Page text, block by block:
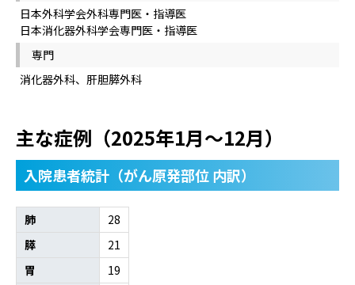
日本外科学会外科専門医・指導医
日本消化器外科学会専門医・指導医
専門
消化器外科、肝胆膵外科
主な症例（2025年1月～12月）
入院患者統計（がん原発部位 内訳）
肺
28
膵
21
胃
19